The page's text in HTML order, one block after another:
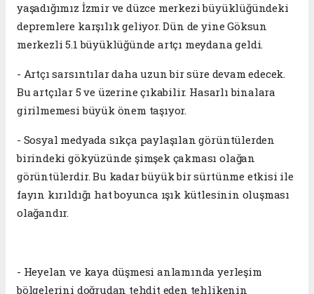
yaşadığımız İzmir ve düzce merkezi büyüklüğündeki
depremlere karşılık geliyor. Dün de yine Göksun
merkezli 5.1 büyüklüğünde artçı meydana geldi.
- Artçı sarsıntılar daha uzun bir süre devam edecek.
Bu artçılar 5 ve üzerine çıkabilir. Hasarlı binalara
girilmemesi büyük önem taşıyor.
- Sosyal medyada sıkça paylaşılan görüntülerden
birindeki gökyüzünde şimşek çakması olağan
görüntülerdir. Bu kadar büyük bir sürtünme etkisi ile
fayın kırıldığı hat boyunca ışık kütlesinin oluşması
olağandır.
- Heyelan ve kaya düşmesi anlamında yerleşim
bölgelerini doğrudan tehdit eden tehlikenin